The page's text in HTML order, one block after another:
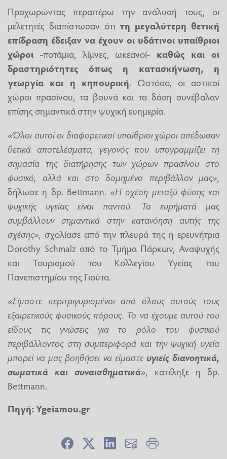
Προχωρώντας περαιτέρω την ανάλυσή τους, οι
μελετητές διαπίστωσαν ότιτη μεγαλύτερη θετική
επίδραση έδειξαν να έχουν οι υδάτινοι υπαίθριοι
χώροι -ποτάμια, λίμνες, ωκεανοί- καθώς και οι
δραστηριότητες όπως η κατασκήνωση, η
γεωργία και η κηπουρική. Ωστόσο, οι αστικοί
χώροι πρασίνου, τα βουνά και τα δάση συνέβαλαν
επίσης σημαντικά στην ψυχική ευημερία.
«Όλοι αυτοί οι διαφορετικοί υπαίθριοι χώροι απέδωσαν
θετικά αποτελέσματα, γεγονός που υπογραμμίζει τη
σημασία της διατήρησης των χώρων πρασίνου στο
φυσικό, αλλά και στο δομημένο περιβάλλον μας»,
δήλωσε η δρ. Bettmann. «Η σχέση μεταξύ φύσης και
ψυχικής υγείας είναι παντού. Τα ευρήματά μας
συμβάλλουν σημαντικά στην κατανόηση αυτής της
σχέσης», σχολίασε από την πλευρά της η ερευνήτρια
Dorothy Schmalz από το Τμήμα Πάρκων, Αναψυχής
και Τουρισμού του Κολλεγίου Υγείας του
Πανεπιστημίου της Γιούτα.
«Είμαστε περιτριγυρισμένοι από όλους αυτούς τους
εξαιρετικούς φυσικούς πόρους. Το να έχουμε αυτού του
είδους τις γνώσεις για το ρόλο του φυσικού
περιβάλλοντος στη συμπεριφορά και την ψυχική υγεία
μπορεί να μας βοηθήσει να είμαστε υγιείς διανοητικά,
σωματικά και συναισθηματικά», κατέληξε η δρ.
Bettmann.
Πηγή:Ygeiamou.gr